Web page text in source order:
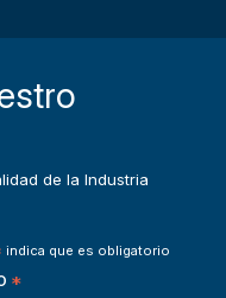
de la Industria
indica que es obligatorio
*